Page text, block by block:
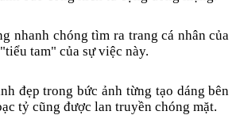
nhanh chóng tìm ra trang cá nhân của
tam" của sự việc này.
đẹp trong bức ảnh từng tạo dáng bên
tỷ cũng được lan truyền chóng mặt.